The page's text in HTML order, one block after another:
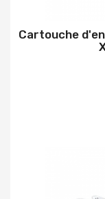
Cartouche